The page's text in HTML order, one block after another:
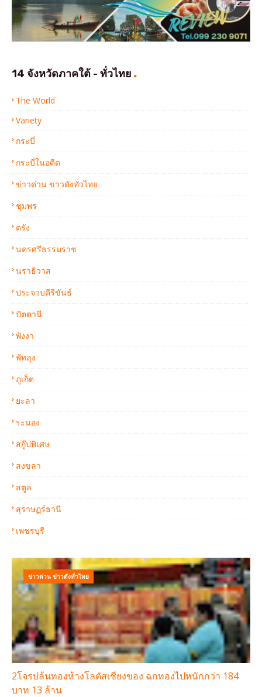
14 จังหวัดภาคใต้ - ทั่วไทย
The World
Variety
กระบี่
กระบี่ในอดีต
ข่าวด่วน ข่าวดังทั่วไทย
ชุมพร
ตรัง
นครศรีธรรมราช
นราธิวาส
ประจวบคีรีขันธ์
ปัตตานี
พังงา
พัทลุง
ภูเก็ต
ยะลา
ระนอง
สกู๊ปพิเศษ
สงขลา
สตูล
สุราษฏร์ธานี
เพชรบุรี
ข่าวด่วน ข่าวดังทั่วไทย
2โจรปล้นทองห้างโลตัสเชียงของ ฉกทองไปหนักกว่า 184
บาท 13 ล้าน